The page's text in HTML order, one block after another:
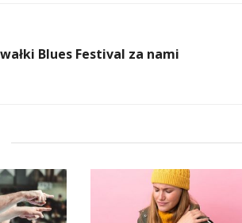
Blues Festival za nami